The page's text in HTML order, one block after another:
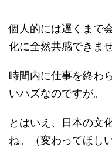
個人的には遅くまで
化に全然共感できま
時間内に仕事を終わ
いハズなのですが。
とはいえ、日本の文
ね。（変わってほしい